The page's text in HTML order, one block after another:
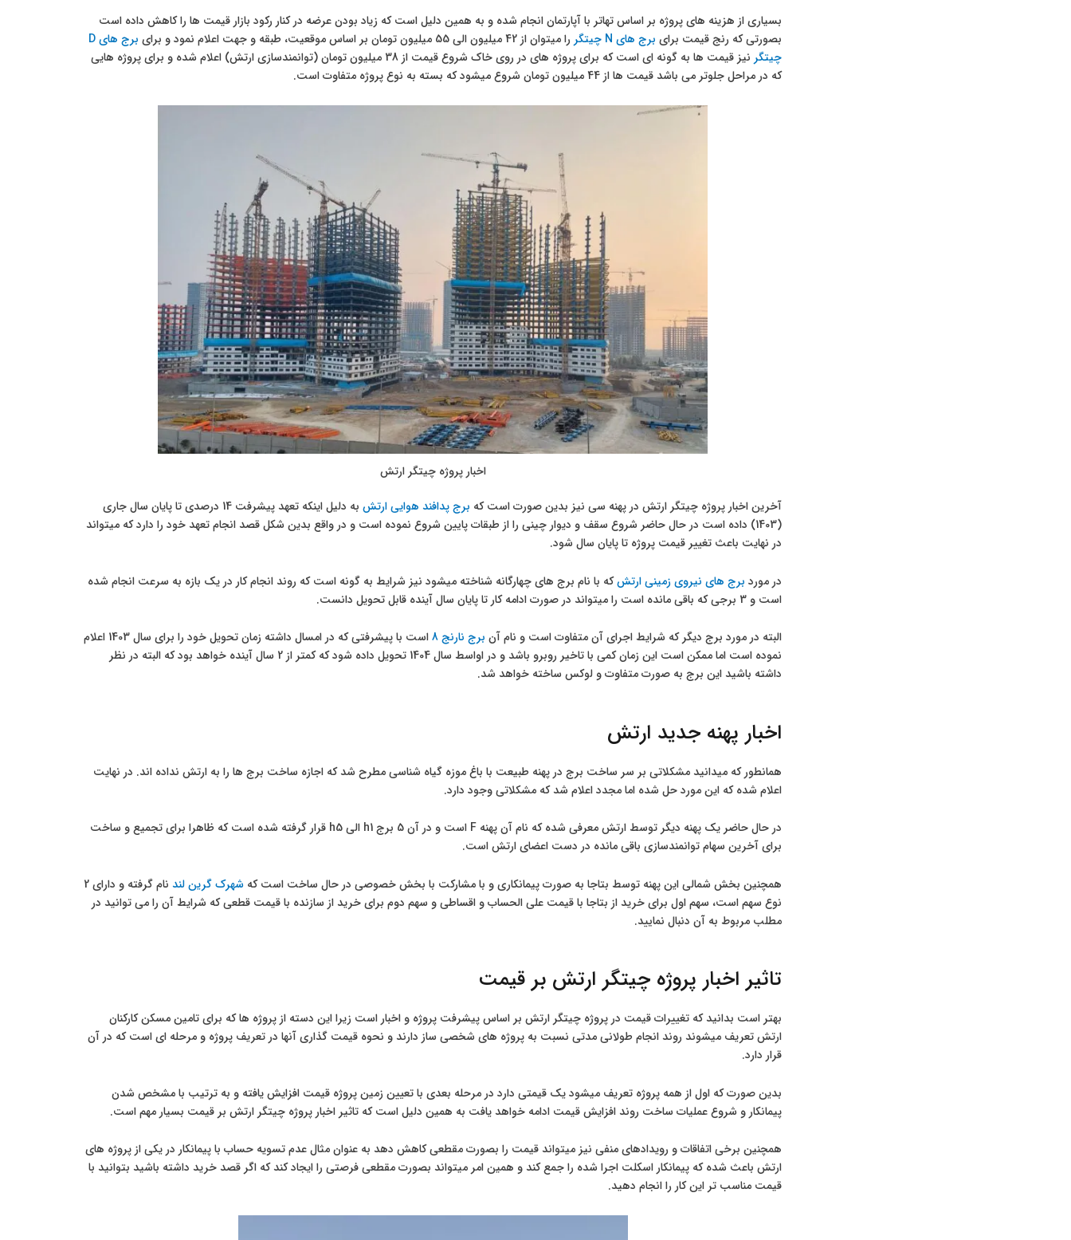
بسیاری از هزینه های پروژه بر اساس تهاتر با آپارتمان انجام شده و به همین دلیل است که زیاد بودن عرضه در کنار رکود بازار قیمت ها را کاهش داده است
بصورتی که رنج قیمت برای برج های N چیتگر را میتوان از 42 میلیون الی 55 میلیون تومان بر اساس موقعیت، طبقه و جهت اعلام نمود و برای
برج های D
چیتگر
نیز قیمت ها به گونه ای است که برای پروژه های در روی خاک شروع قیمت از 38 میلیون تومان (توانمندسازی ارتش) اعلام شده و برای پروژه هایی
که در مراحل جلوتر می باشد قیمت ها از 44 میلیون تومان شروع میشود که بسته به نوع پروژه متفاوت است.
اخبار پروژه چیتگر ارتش
آخرین اخبار پروژه چیتگر ارتش در پهنه سی نیز بدین صورت است که برج پدافند هوایی ارتش
به دلیل اینکه تعهد پیشرفت 14 درصدی تا پایان سال جاری
(1403) داده است در حال حاضر شروع سقف و دیوار چینی را از طبقات پایین شروع نموده است و در واقع بدین شکل قصد انجام تعهد خود را دارد که میتواند
در نهایت باعث تغییر قیمت پروژه تا پایان سال شود.
در مورد برج های نیروی زمینی ارتشکه با نام برج های چهارگانه شناخته میشود نیز شرایط به گونه است که روند انجام کار در یک بازه به سرعت انجام شده
است و 3 برجی که باقی مانده است را میتواند در صورت ادامه کار تا پایان سال آینده قابل تحویل دانست.
البته در مورد برج دیگر که شرایط اجرای آن متفاوت است و نام آن برج نارنج 8
است با پیشرفتی که در امسال داشته زمان تحویل خود را برای سال 1403 اعلام
نموده است اما ممکن است این زمان کمی با تاخیر روبرو باشد و در اواسط سال 1404 تحویل داده شود که کمتر از 2 سال آینده خواهد بود که البته در نظر
داشته باشید این برج به صورت متفاوت و لوکس ساخته خواهد شد.
اخبار پهنه جدید ارتش
همانطور که میدانید مشکلاتی بر سر ساخت برج در پهنه طبیعت با باغ موزه گیاه شناسی مطرح شد که اجازه ساخت برج ها را به ارتش نداده اند. در نهایت
اعلام شده که این مورد حل شده اما مجدد اعلام شد که مشکلاتی وجود دارد.
در حال حاضر یک پهنه دیگر توسط ارتش معرفی شده که نام آن پهنه F است و در آن 5 برج h1 الی h5 قرار گرفته شده است که ظاهرا برای تجمیع و ساخت
برای آخرین سهام توانمندسازی باقی مانده در دست اعضای ارتش است.
همچنین بخش شمالی این پهنه توسط بتاجا به صورت پیمانکاری و با مشارکت با بخش خصوصی در حال ساخت است که شهرک گرین لند
نام گرفته و دارای 2
نوع سهم است، سهم اول برای خرید از بتاجا با قیمت علی الحساب و اقساطی و سهم دوم برای خرید از سازنده با قیمت قطعی که شرایط آن را می توانید در
مطلب مربوط به آن دنبال نمایید.
تاثیر اخبار پروژه چیتگر ارتش بر قیمت
بهتر است بدانید که تغییرات قیمت در پروژه چیتگر ارتش بر اساس پیشرفت پروژه و اخبار است زیرا این دسته از پروژه ها که برای تامین مسکن کارکنان
ارتش تعریف میشوند روند انجام طولانی مدتی نسبت به پروژه های شخصی ساز دارند و نحوه قیمت گذاری آنها در تعریف پروژه و مرحله ای است که در آن
قرار دارد.
بدین صورت که اول از همه پروژه تعریف میشود یک قیمتی دارد در مرحله بعدی با تعیین زمین پروژه قیمت افزایش یافته و به ترتیب با مشخص شدن
پیمانکار و شروع عملیات ساخت روند افزایش قیمت ادامه خواهد یافت به همین دلیل است که تاثیر اخبار پروژه چیتگر ارتش بر قیمت بسیار مهم است.
همچنین برخی اتفاقات و رویدادهای منفی نیز میتواند قیمت را بصورت مقطعی کاهش دهد به عنوان مثال عدم تسویه حساب با پیمانکار در یکی از پروژه های
ارتش باعث شده که پیمانکار اسکلت اجرا شده را جمع کند و همین امر میتواند بصورت مقطعی فرصتی را ایجاد کند که اگر قصد خرید داشته باشید بتوانید با
قیمت مناسب تر این کار را انجام دهید.